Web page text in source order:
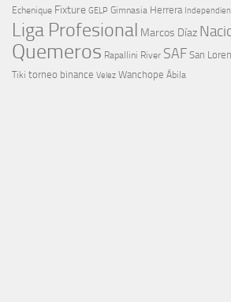
Echenique Fixture GELP Gimnasia Herrera
Liga Profesional Marcos Díaz
Quemeros Rapallini River SAF San
Tiki torneo binance Velez Wanchope Ábila